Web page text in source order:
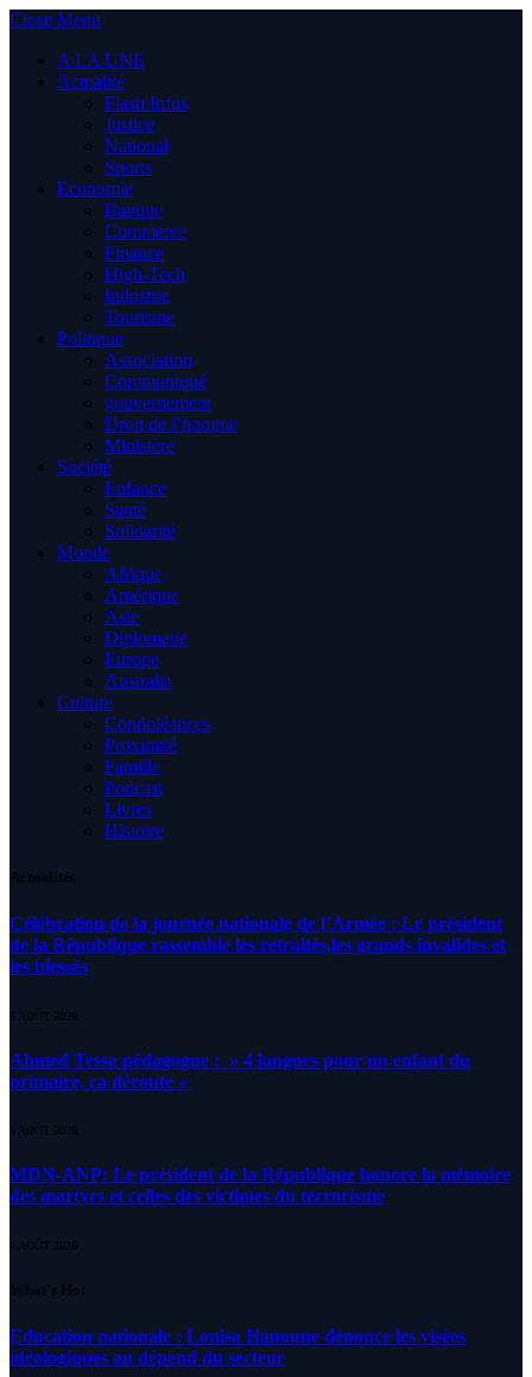
Close Menu
A LA UNE
Actualité
Flash Infos
Justice
National
Sports
Economie
Banque
Commerce
Finance
High-Tech
Industrie
Tourisme
Politique
Association
Communiqué
gouvernement
Droit de l’homme
Ministère
Société
Enfance
Santé
Solidarité
Monde
Afrique
Amérique
Asie
Diplomatie
Europe
Australia
Culture
Condoléances
Proximité
Famille
Podcast
Livres
Histoire
Actualités
Célébration de la journée nationale de l’Armée : Le président
de la République rassemble les retraités,les grands invalides et
les blessés
5 AOÛT 2026
Ahmed Tessa pédagogue : » 4 langues pour un enfant du
primaire, ça déroute «
4 AOÛT 2026
MDN-ANP: Le président de la République honore la mémoire
des martyrs et celles des victimes du terrorisme
4 AOÛT 2026
What's Hot
Education nationale : Louisa Hanoune dénonce les visées
idéologiques au dépend du secteur